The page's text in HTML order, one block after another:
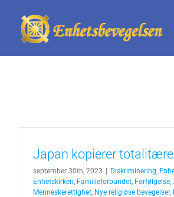
content
Japan kopierer
september 30th, 2023 Diskriminering,
Enhetskirken, Familieforbundet, Forfølgelse,
Menneskerettighet, Nye religiøse bevegelser,